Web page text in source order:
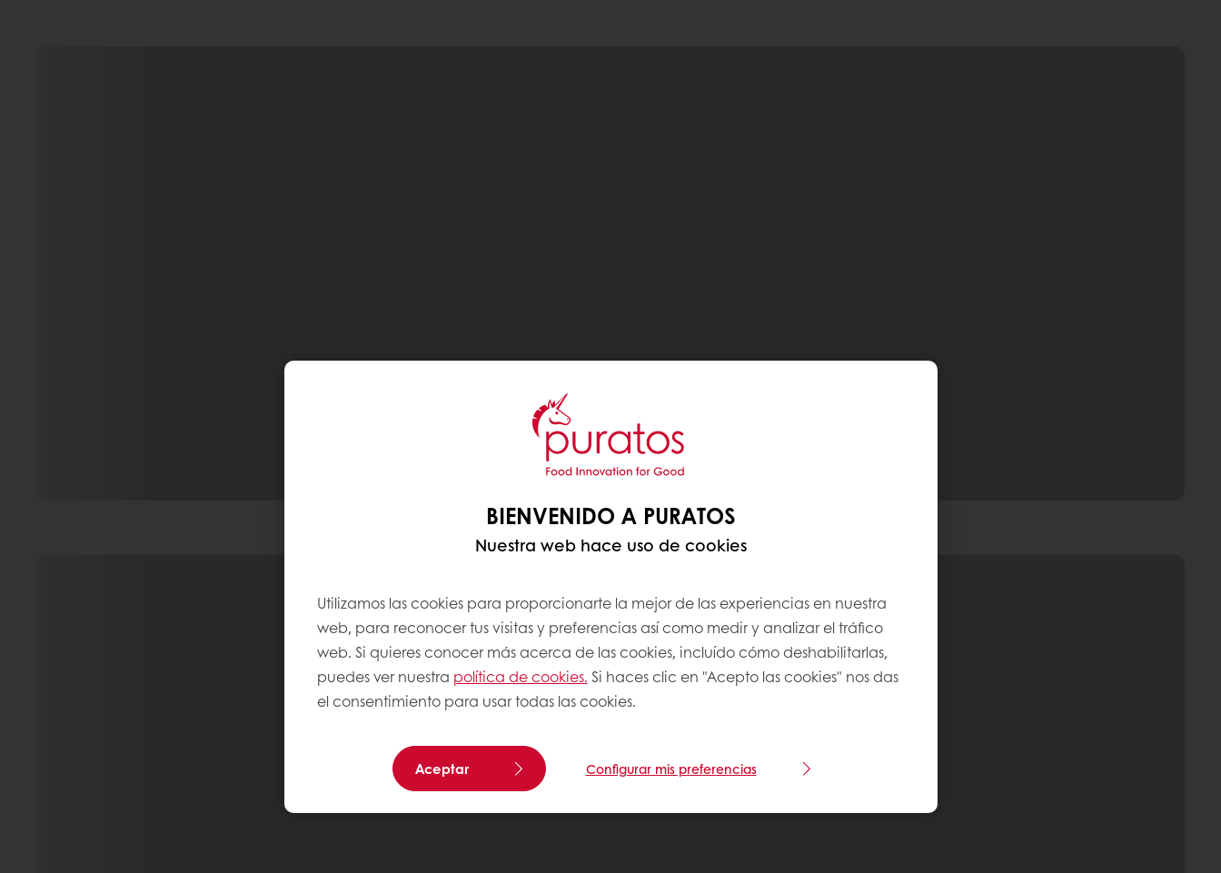
BIENVENIDO A PURATOS
Nuestra web hace uso de cookies
Utilizamos las cookies para proporcionarte la mejor de las experiencias en nuestra
web, para reconocer tus visitas y preferencias así como medir y analizar el tráfico
web. Si quieres conocer más acerca de las cookies, incluído cómo deshabilitarlas,
puedes ver nuestra política de cookies. Si haces clic en "Acepto las cookies" nos das
el consentimiento para usar todas las cookies.
Aceptar Configurar mis preferencias